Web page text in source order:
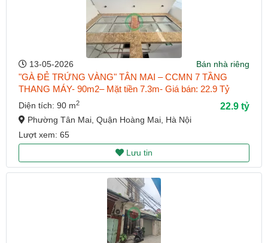
13-05-2026 Bán nhà riêng
"GÀ ĐẺ TRỨNG VÀNG" TÂN MAI – CCMN 7 TẦNG
THANG MÁY- 90m2– Mặt tiền 7.3m- Giá bán: 22.9 Tỷ
Diện tích: 90 m2 22.9 tỷ
Phường Tân Mai, Quận Hoàng Mai, Hà Nội
Lượt xem: 65
Lưu tin
HƯỚNG DẪN